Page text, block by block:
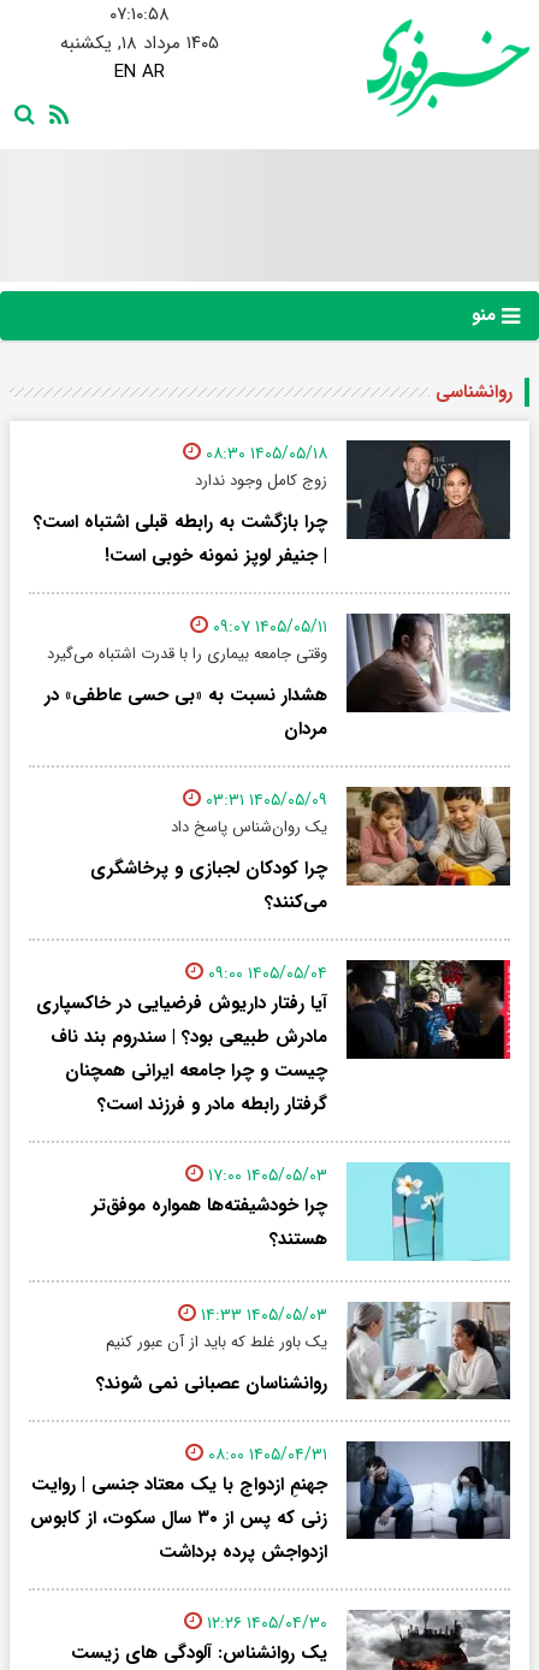
۰۷:۱۰:۵۸
۱۴۰۵ مرداد ۱۸, یکشنبه
EN AR
منو
روانشناسی
۱۴۰۵/۰۵/۱۸ ۰۸:۳۰
زوج کامل وجود ندارد
چرا بازگشت به رابطه قبلی اشتباه است؟
| جنیفر لوپز نمونه خوبی است!
۱۴۰۵/۰۵/۱۱ ۰۹:۰۷
وقتی جامعه بیماری را با قدرت اشتباه می‌گیرد
هشدار نسبت به «بی حسی عاطفی» در
مردان
۱۴۰۵/۰۵/۰۹ ۰۳:۳۱
یک روان‌شناس پاسخ داد
چرا کودکان لجبازی و پرخاشگری
می‌کنند؟
۱۴۰۵/۰۵/۰۴ ۰۹:۰۰
آیا رفتار داریوش فرضیایی در خاکسپاری
مادرش طبیعی بود؟ | سندروم بند ناف
چیست و چرا جامعه ایرانی همچنان
گرفتار رابطه مادر و فرزند است؟
۱۴۰۵/۰۵/۰۳ ۱۷:۰۰
چرا خودشیفته‌ها همواره موفق‌تر
هستند؟
۱۴۰۵/۰۵/۰۳ ۱۴:۳۳
یک باور غلط که باید از آن عبور کنیم
روانشناسان عصبانی نمی شوند؟
۱۴۰۵/۰۴/۳۱ ۰۸:۰۰
جهنمِ ازدواج با یک معتاد جنسی | روایت
زنی که پس از ۳۰ سال سکوت، از کابوس
ازدواجش پرده برداشت
۱۴۰۵/۰۴/۳۰ ۱۲:۲۶
یک روانشناس: آلودگی های زیست